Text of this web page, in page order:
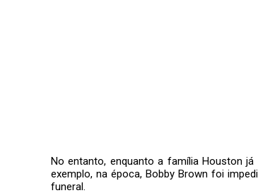
No entanto, enquanto a família Houston
exemplo, na época, Bobby Brown foi
funeral.